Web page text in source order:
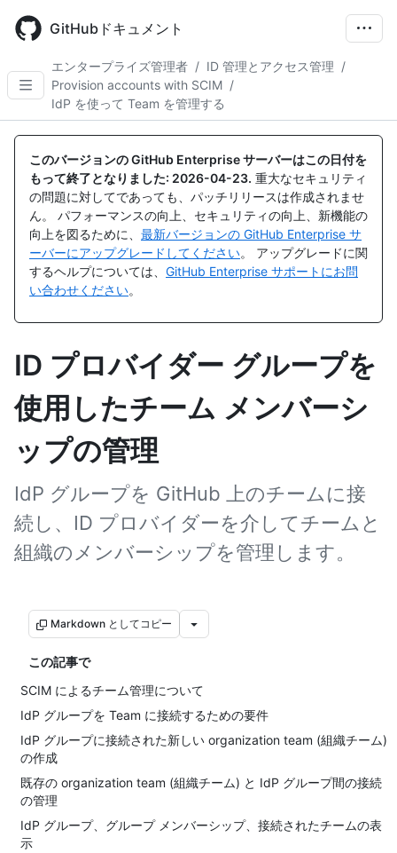
main
GitHubドキュメント
エンタープライズ管理者 / ID 管理とアクセス管理 /
Provision accounts with SCIM /
IdP を使って Team を管理する
このバージョンの GitHub Enterprise サーバーはこの日付を
もって終了となりました: 2026-04-23. 重大なセキュリティ
の問題に対してであっても、パッチリリースは作成されませ
ん。 パフォーマンスの向上、セキュリティの向上、新機能の
向上を図るために、 最新バージョンの GitHub Enterprise サ
ーバーにアップグレードしてください。 アップグレードに関
するヘルプについては、 GitHub Enterprise サポートにお問
い合わせください。
ID プロバイダー グループを
使用したチーム メンバーシ
ップの管理
IdP グループを GitHub 上のチームに接
続し、ID プロバイダーを介してチームと
組織のメンバーシップを管理します。
Markdown としてコピー
この記事で
SCIM によるチーム管理について
IdP グループを Team に接続するための要件
IdP グループに接続された新しい organization team (組織チーム)
の作成
既存の organization team (組織チーム) と IdP グループ間の接続
の管理
IdP グループ、グループ メンバーシップ、接続されたチームの表
示